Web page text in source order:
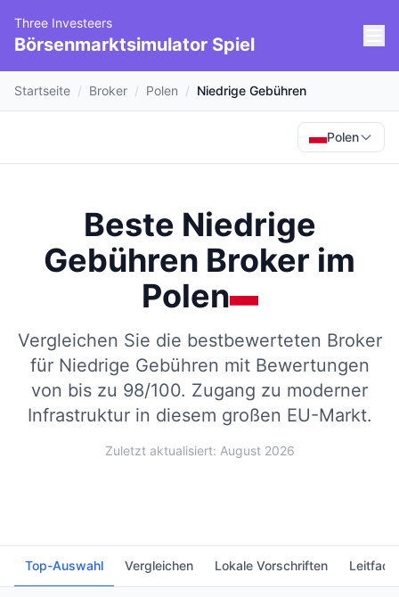
Three Investeers
Börsenmarktsimulator Spiel
Startseite / Broker / Polen / Niedrige Gebühren
Polen
Beste Niedrige
Gebühren Broker im
Polen
Vergleichen Sie die bestbewerteten Broker
für Niedrige Gebühren mit Bewertungen
von bis zu 98/100. Zugang zu moderner
Infrastruktur in diesem großen EU-Markt.
Zuletzt aktualisiert: August 2026
Top-Auswahl Vergleichen Lokale Vorschriften